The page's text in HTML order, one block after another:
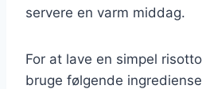
servere en varm middag.
For at lave en simpel
bruge følgende